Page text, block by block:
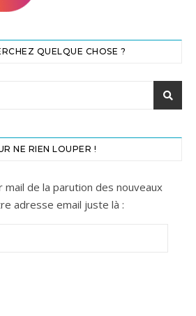
QUELQUE CHOSE ?
NE RIEN LOUPER !
de la parution des nouveaux
adresse email juste là :